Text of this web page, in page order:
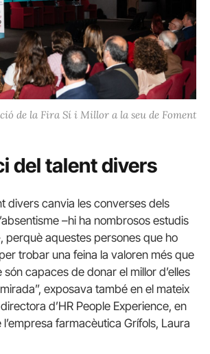
de la Fira Sí i Millor a la seu de Foment
del talent divers
divers canvia les converses dels
–hi ha nombrosos estudis
perquè aquestes persones que ho
trobar una feina la valoren més que
capaces de donar el millor d’elles
exposava també en el mateix
d’HR People Experience, en
farmacèutica Grífols, Laura